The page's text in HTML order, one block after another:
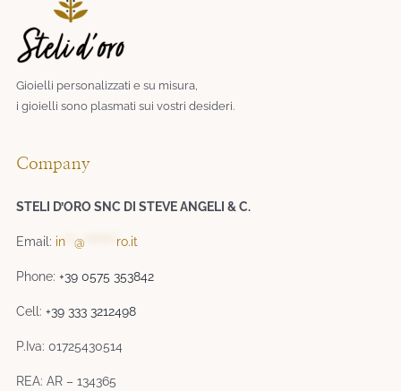
Gioielli personalizzati e su misura,
i gioielli sono plasmati sui vostri desideri.​
Company
STELI D’ORO SNC DI STEVE ANGELI & C.
Email: in **@ ro.it
Phone:+39 0575 353842
Cell:+39 333 3212498
P.Iva: 01725430514
REA: AR – 134365